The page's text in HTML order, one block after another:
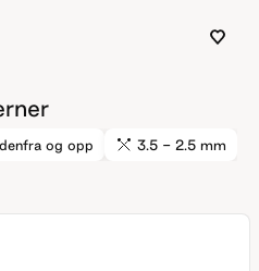
og opp 3.5 - 2.5 mm